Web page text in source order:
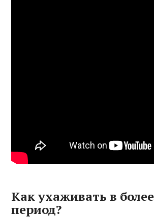
Как ухаживать в
период?